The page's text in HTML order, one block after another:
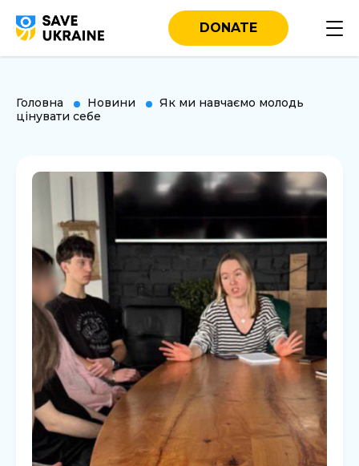
DONATE
Головна Новини
Як ми навчаємо молодь
цінувати себе